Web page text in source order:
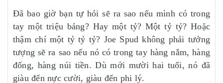
Đã bao giờ bạn tự hỏi sẽ ra sao nếu mình có trong
tay một triệu bảng? Hay một tỷ? Một tỷ tỷ? Hoặc
thậm chí một tỷ tỷ tỷ? Joe Spud không phải tưởng
tượng sẽ ra sao nếu nó có trong tay hàng nắm, hàng
đống, hàng núi tiền. Dù mới mười hai tuổi, nó đã
giàu đến nực cười, giàu đến phi lý.